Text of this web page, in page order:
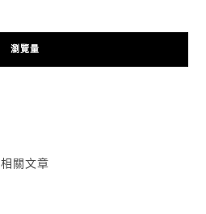
瀏覽量
相關文章